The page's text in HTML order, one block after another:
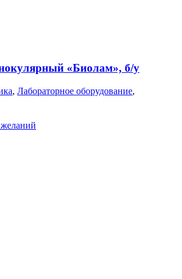
«Биолам», б/у
, Лабораторное оборудование,